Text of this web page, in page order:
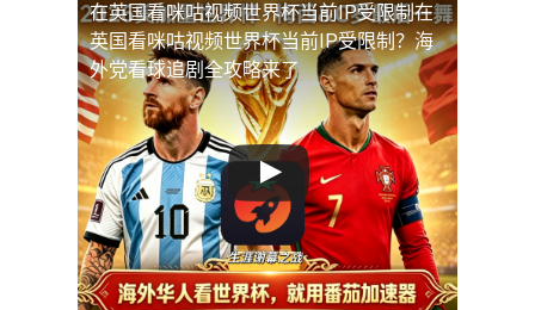
在英国看咪咕视频世界杯当前IP受限制在
英国看咪咕视频世界杯当前IP受限制？海
外党看球追剧全攻略来了